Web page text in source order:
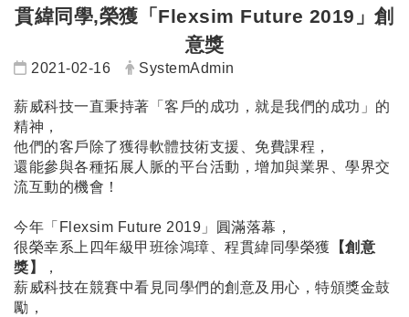
貫緯同學,榮獲「Flexsim Future 2019」創
意獎
日期：
2021-02-16 發布者：
SystemAdmin
薪威科技一直秉持著「客戶的成功，就是我們的成功」的
精神，
他們的客戶除了獲得軟體技術支援、免費課程，
還能參與各種拓展人脈的平台活動，增加與業界、學界交
流互動的機會！
今年「Flexsim Future 2019」圓滿落幕，
很榮幸系上四年級甲班徐鴻璋、程貫緯同學榮獲 【創意
獎】
，
薪威科技在競賽中看見同學們的創意及用心，特頒獎金鼓
勵，